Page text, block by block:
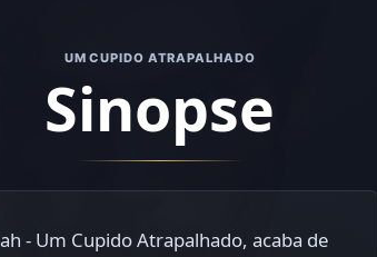
UM CUPIDO ATRAPALHADO
Sinopse
- Um Cupido Atrapalhado, acaba de